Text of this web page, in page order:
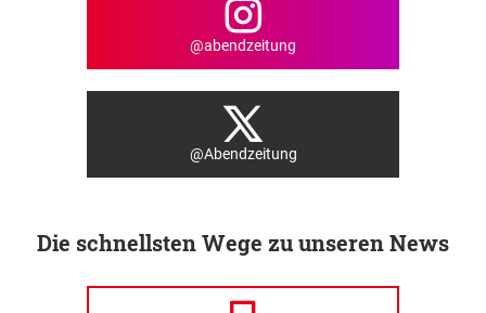
@abendzeitung
@Abendzeitung
Die schnellsten Wege zu unseren News